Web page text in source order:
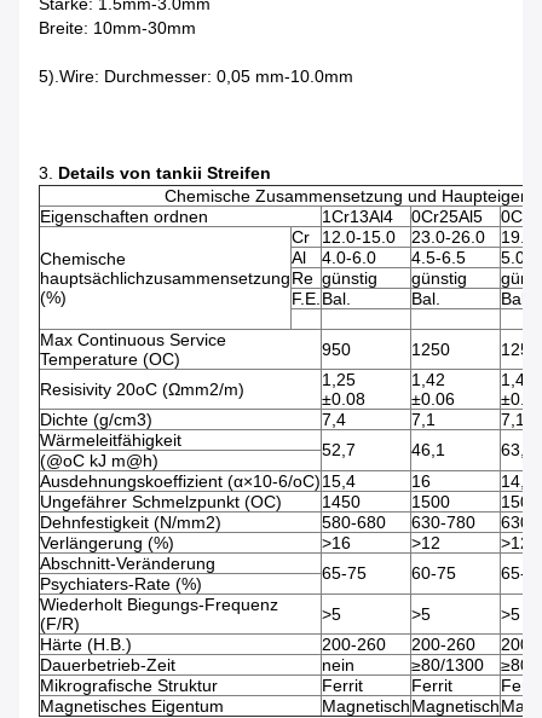
Stärke: 1.5mm-3.0mm
Breite: 10mm-30mm
5).Wire: Durchmesser: 0,05 mm-10.0mm
3. Details von tankii Streifen
Chemische Zusammensetzung und
Eigenschaften ordnen
1Cr13Al4 0Cr25Al5
Chemische
hauptsächlichzusammensetzung
(%)
Cr 12.0-15.0 23.0-26.0
Al
4.0-6.0 4.5-6.5
5.0-
Re günstig günstig
F.E.Bal. Bal. Bal.
Max Continuous Service
Temperature (OC)
950 1250 1250
Resisivity 20oC (Ωmm2/m)
1,25
±0.08
1,42
±0.06
1,42
Dichte (g/cm3)
7,4 7,1
7,16
Wärmeleitfähigkeit
52,7 46,1 63,2
(@oC kJ m@h)
Ausdehnungskoeffizient (α×10-6/oC)15,4 16
14,7
Ungefährer Schmelzpunkt (OC)
1450 1500
1500
Dehnfestigkeit (N/mm2)
580-680 630-780
630-
Verlängerung (%)
>16 >12
>12
Abschnitt-Veränderung
65-75 60-75 65-
Psychiaters-Rate (%)
Wiederholt Biegungs-Frequenz
(F/R)
>5 >5
>5
Härte (H.B.)
200-260 200-260
200-
Dauerbetrieb-Zeit
nein ≥80/1300
≥80/
Mikrografische Struktur
Ferrit Ferrit
Ferrit
Magnetisches Eigentum
MagnetischMagnetisch